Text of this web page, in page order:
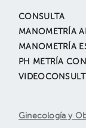
CONSULTA
MANOMETRÍA
MANOMETRÍA
PH METRÍA
Ginecología y